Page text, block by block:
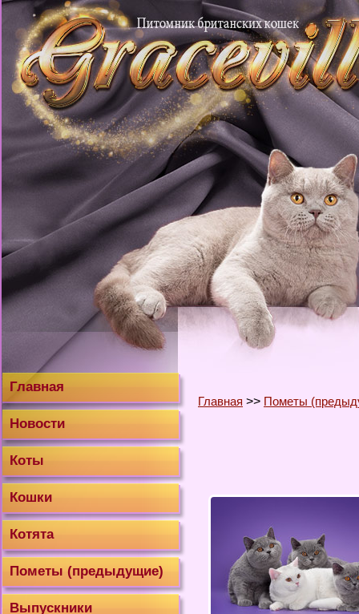
Главная
Новости
Коты
Кошки
Котята
Пометы (предыдущие)
Выпускники
Главная >> Пометы